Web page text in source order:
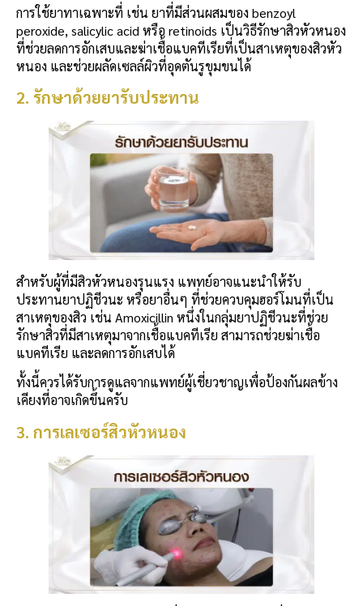
การใช้ยาทาเฉพาะที่ เช่น ยาที่มีส่วนผสมของ benzoyl
peroxide, salicylic acid หรือ retinoids เป็นวิธีรักษาสิวหัวหนอง
ที่ช่วยลดการอักเสบและฆ่าเชื้อแบคทีเรียที่เป็นสาเหตุของสิวหัว
หนอง และช่วยผลัดเซลล์ผิวที่อุดตันรูขุมขนได้
2. รักษาด้วยยารับประทาน
สำหรับผู้ที่มีสิวหัวหนองรุนแรง แพทย์อาจแนะนำให้รับ
ประทานยาปฏิชีวนะ หรือยาอื่นๆ ที่ช่วยควบคุมฮอร์โมนที่เป็น
สาเหตุของสิว เช่น Amoxicillin หนึ่งในกลุ่มยาปฏิชีวนะที่ช่วย
รักษาสิวที่มีสาเหตุมาจากเชื้อแบคทีเรีย สามารถช่วยฆ่าเชื้อ
แบคทีเรีย และลดการอักเสบได้
ทั้งนี้ควรได้รับการดูแลจากแพทย์ผู้เชี่ยวชาญเพื่อป้องกันผลข้าง
เคียงที่อาจเกิดขึ้นครับ
3. การเลเซอร์สิวหัวหนอง